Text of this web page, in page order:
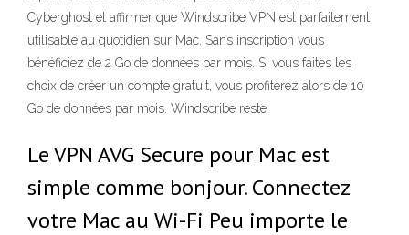
Cyberghost et affirmer que Windscribe VPN est parfaitement
utilisable au quotidien sur Mac. Sans inscription vous
bénéficiez de 2 Go de données par mois. Si vous faites les
choix de créer un compte gratuit, vous profiterez alors de 10
Go de données par mois. Windscribe reste
Le VPN AVG Secure pour Mac est
simple comme bonjour. Connectez
votre Mac au Wi-Fi Peu importe le